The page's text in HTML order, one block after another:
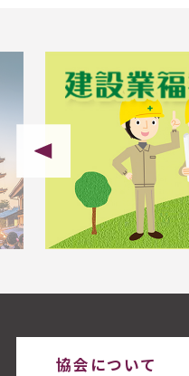
協会について